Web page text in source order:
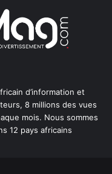
d’information et
8 millions des vues
mois. Nous sommes
12 pays africains